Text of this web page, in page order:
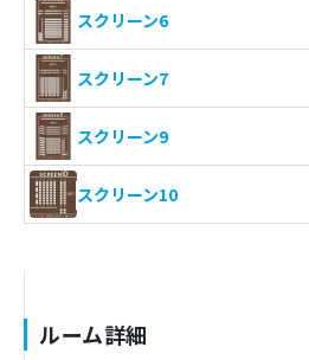
スクリーン6
スクリーン7
スクリーン9
スクリーン10
ルーム詳細